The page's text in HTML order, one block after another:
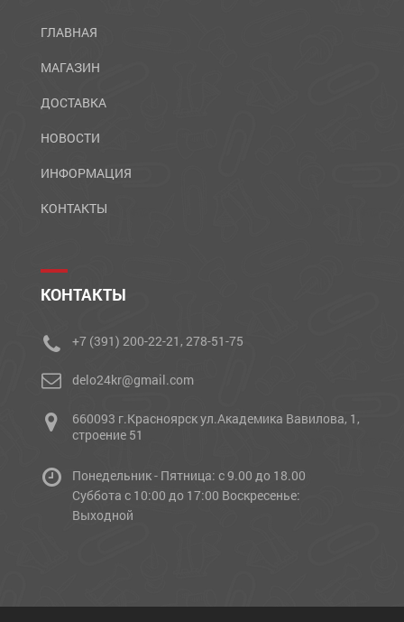
ГЛАВНАЯ
МАГАЗИН
ДОСТАВКА
НОВОСТИ
ИНФОРМАЦИЯ
КОНТАКТЫ
КОНТАКТЫ
+7 (391) 200-22-21, 278-51-75
delo24kr@gmail.com
660093 г.Красноярск ул.Академика Вавилова, 1,
строение 51
Понедельник - Пятница: с 9.00 до 18.00
Cуббота с 10:00 до 17:00 Воскресенье:
Выходной